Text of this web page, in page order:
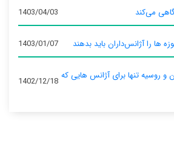
1403/04/03
ها را آژانس‌داران باید بدهند 1403/01/07
و روسیه تنها برای آژانس‌ هایی که 1402/12/18